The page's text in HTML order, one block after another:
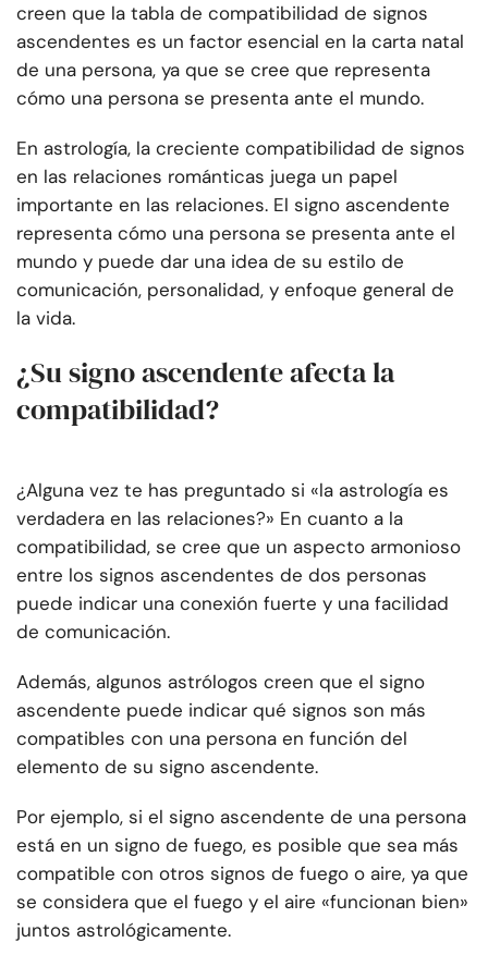
creen que la tabla de compatibilidad de signos
ascendentes es un factor esencial en la carta natal
de una persona, ya que se cree que representa
cómo una persona se presenta ante el mundo.
En astrología, la creciente compatibilidad de signos
en las relaciones románticas juega un papel
importante en las relaciones. El signo ascendente
representa cómo una persona se presenta ante el
mundo y puede dar una idea de su estilo de
comunicación, personalidad, y enfoque general de
la vida.
¿Su signo ascendente afecta la
compatibilidad?
¿Alguna vez te has preguntado si «la astrología es
verdadera en las relaciones?» En cuanto a la
compatibilidad, se cree que un aspecto armonioso
entre los signos ascendentes de dos personas
puede indicar una conexión fuerte y una facilidad
de comunicación.
Además, algunos astrólogos creen que el signo
ascendente puede indicar qué signos son más
compatibles con una persona en función del
elemento de su signo ascendente.
Por ejemplo, si el signo ascendente de una persona
está en un signo de fuego, es posible que sea más
compatible con otros signos de fuego o aire, ya que
se considera que el fuego y el aire «funcionan bien»
juntos astrológicamente.